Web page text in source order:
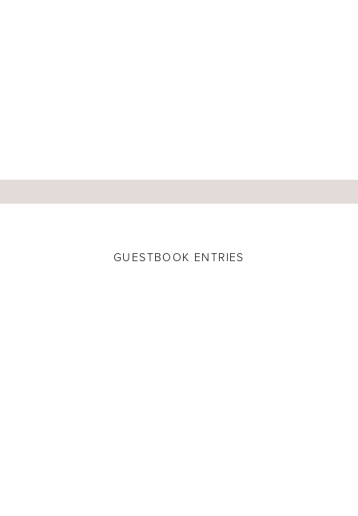
GUESTBOOK ENTRIES